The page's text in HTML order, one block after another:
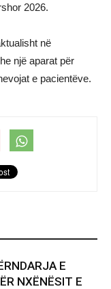
2026.
në
një aparat për
e pacientëve.
E
NXËNËSIT E